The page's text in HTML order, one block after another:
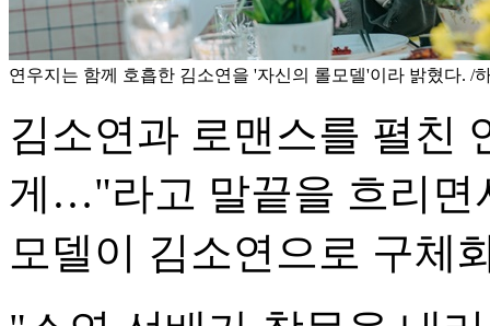
연우지는 함께 호흡한 김소연을 '자신의 롤모델'이라 밝혔다. /
김소연과 로맨스를 펼친
게…"라고 말끝을 흐리면
모델이 김소연으로 구체